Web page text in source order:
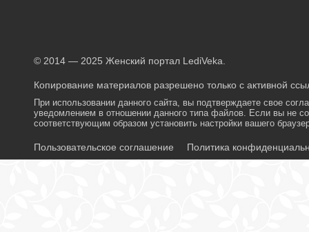
© 2014 — 2025 Женский портал LediVeka.
Копирование материалов разрешено только с активной
При использовании данного сайта, вы подтверждаете свое
уведомлением в отношении данного типа файлов. Если вы не
соответствующим образом установить настройки вашего
Пользовательское соглашение Политика